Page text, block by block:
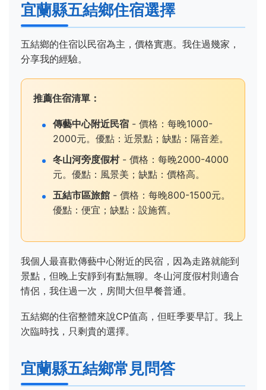
宜蘭縣五結鄉住宿選擇
五結鄉的住宿以民宿為主，價格實惠。我住過幾家，
分享我的經驗。
推薦住宿清單：
傳藝中心附近民宿 - 價格：每晚1000-
2000元。優點：近景點；缺點：隔音差。
冬山河旁度假村- 價格：每晚2000-4000
元。優點：風景美；缺點：價格高。
五結市區旅館 - 價格：每晚800-1500元。
優點：便宜；缺點：設施舊。
我個人最喜歡傳藝中心附近的民宿，因為走路就能到
景點，但晚上安靜到有點無聊。冬山河度假村則適合
情侶，我住過一次，房間大但早餐普通。
五結鄉的住宿整體來說CP值高，但旺季要早訂。我上
次臨時找，只剩貴的選擇。
宜蘭縣五結鄉常見問答